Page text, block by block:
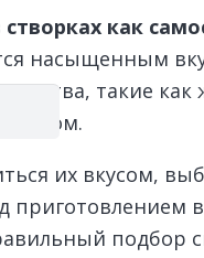
как
насыщенным
такие
их вкусом,
приготовлением
подбор